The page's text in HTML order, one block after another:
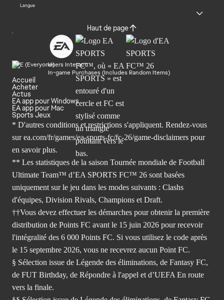
Langue
Haut de page
Users Interact
In-game Purchases (Includes Random Items)
Accueil
Acheter
Actus
EA app pour Windows
EA app pour Mac
Sports Jeux
* D'autres conditions et restrictions s'appliquent. Rendez-vous
sur ea.com/fr/games/ea-sports-fc/fc-26/game-disclaimers pour
en savoir plus.
** Les statistiques de la saison Tournée mondiale de Football
Ultimate Team™ d’EA SPORTS FC™ 26 sont basées
uniquement sur le jeu dans les modes suivants : Clashs
d'équipes, Division Rivals, Champions et Draft.
††Vous devez effectuer les démarches pour obtenir la première
distribution de Points FC avant le 15 juin 2026 pour recevoir
l'intégralité des 6 000 Points FC. Si vous utilisez le code après
le 15 septembre 2026, vous ne recevrez aucun Point FC.
§ Sélection issue de Légende des éliminations, de Fantasy FC,
de FUT Birthday, de Répondre à l'appel et d’UEFA En route
vers la finale.